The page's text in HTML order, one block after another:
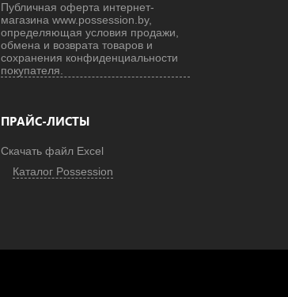
Публичная оферта интернет-
магазина www.possession.by,
определяющая условия продажи,
обмена и возврата товаров и
сохранения конфиденциальности
покупателя.
ПРАЙС-ЛИСТЫ
Скачать файл Excel
Каталог Possession